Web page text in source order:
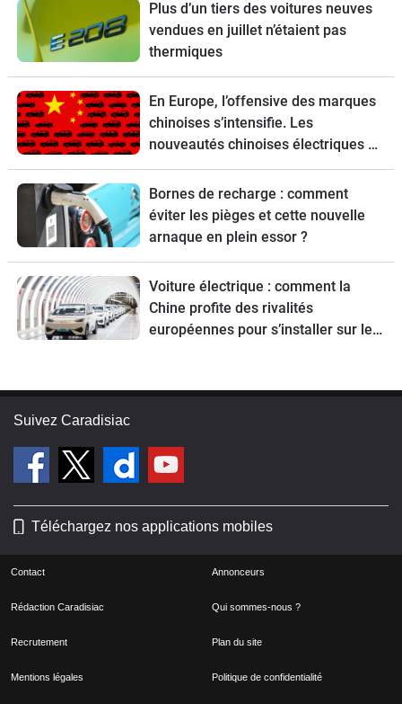
Plus d’un tiers des voitures neuves
vendues en juillet n’étaient pas
thermiques
En Europe, l’offensive des marques
chinoises s’intensifie. Les
nouveautés chinoises électriques et
hybrides vont déferler sur le Vieux
Continent.
Bornes de recharge : comment
éviter les pièges et cette nouvelle
arnaque en plein essor ?
Voiture électrique : comment la
Chine profite des rivalités
européennes pour s’installer sur le
Suivez Caradisiac
Téléchargez nos applications mobiles
Contact Annonceurs
Rédaction Caradisiac Qui sommes-nous ?
Recrutement Plan du site
Mentions légales Politique de confidentialité